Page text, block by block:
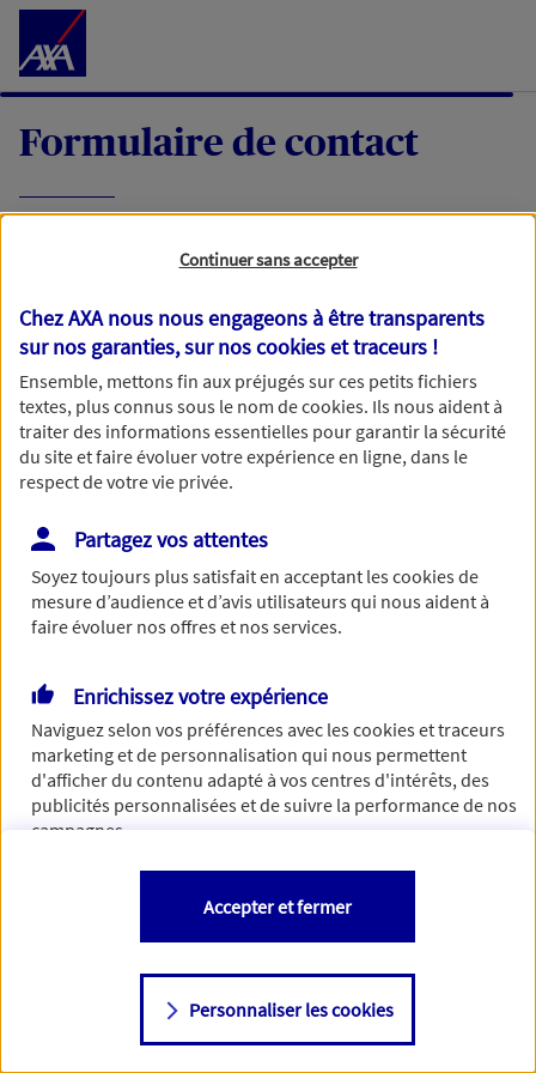
Accéder au Contenu
Formulaire de contact
demande, nous vous répondrons dans les
meilleurs délais par mail ou par téléphone.
Votre message :
Vous disposez de droits sur les informations vous concernant. Pour
plus d’informations,cliquez ici.
Continuer sans accepter
Chez AXA nous nous engageons à être transparents
sur nos garanties, sur noscookies et traceurs !
Ensemble, mettons fin aux préjugés sur ces petits fichiers
textes, plus connus sous le nom decookies. Ils nous aident à
traiter des informations essentielles pour garantir la sécurité
du site et faire évoluer votre expérience en ligne, dans le
respect de votre vie privée.
Partagez vos attentes
Soyez toujours plus satisfait en acceptant lescookiesde
mesure d’audience et d’avis utilisateurs qui nous aident à
faire évoluer nos offres et nos services.
Enrichissez votre expérience
Naviguez selon vos préférences avec lescookies et traceurs
marketing et de personnalisation qui nous permettent
d'afficher du contenu adapté à vos centres d'intérêts, des
publicités personnalisées et de suivre la performance de nos
campagnes.
Vous êtes libre de les accepter, de les refuser comme de
changer d'avis à tout moment en allant sur
Consulter notre politique decookies
Personnaliser les cookies
Accepter et fermer